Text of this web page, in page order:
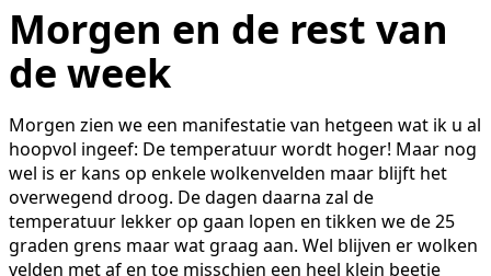
Morgen en de rest van
de week
Morgen zien we een manifestatie van hetgeen wat ik u al
hoopvol ingeef: De temperatuur wordt hoger! Maar nog
wel is er kans op enkele wolkenvelden maar blijft het
overwegend droog. De dagen daarna zal de
temperatuur lekker op gaan lopen en tikken we de 25
graden grens maar wat graag aan. Wel blijven er wolken
velden met af en toe misschien een heel klein beetje